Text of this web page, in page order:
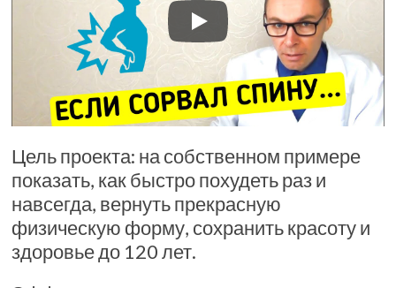
Цель проекта: на собственном примере
показать, как быстро похудеть раз и
навсегда, вернуть прекрасную
физическую форму, сохранить красоту и
здоровье до 120 лет.